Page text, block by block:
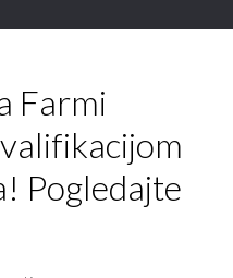
Farmi
Pogledajte